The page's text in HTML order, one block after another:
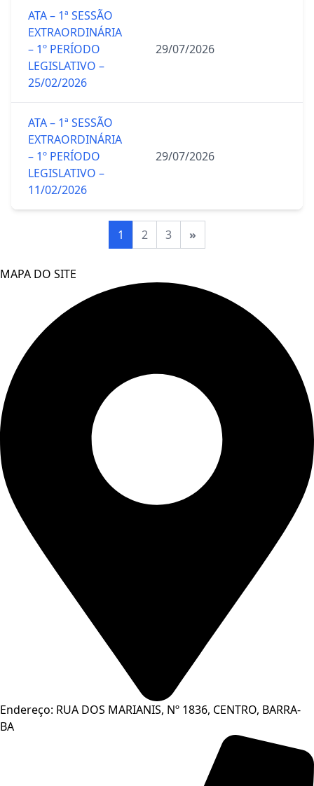
ATA – 1ª SESSÃO
EXTRAORDINÁRIA
– 1º PERÍODO
LEGISLATIVO –
25/02/2026
29/07/2026
ATA – 1ª SESSÃO
EXTRAORDINÁRIA
– 1º PERÍODO
LEGISLATIVO –
11/02/2026
29/07/2026
1 2 3 »
MAPA DO SITE
Endereço: RUA DOS MARIANIS, Nº 1836, CENTRO, BARRA-
BA